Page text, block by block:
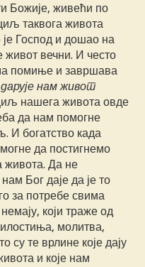
Божије, живећи по
таквога живота
је Господ и дошао на
живот вечни. И често
помиње и завршава
нам живот
нашега живота овде
да нам помогне
И богатство када
да постигнемо
живота. Да не
Бог даје да је то
за потребе свима
који траже од
молитва,
те врлине које дају
и које нам